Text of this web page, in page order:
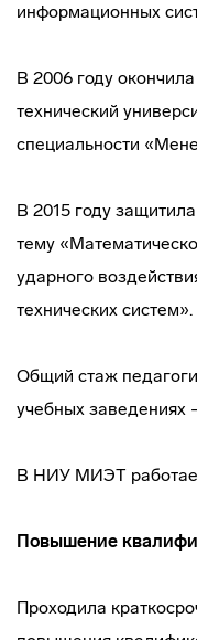
информационных
В 2006 году
технический
специальности
В 2015 году
тему
ударного
технических систем».
Общий стаж
учебных заведениях
В НИУ МИЭТ
Повышение
Проходила